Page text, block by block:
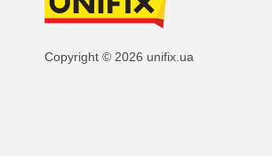
Copyright © 2026 unifix.ua